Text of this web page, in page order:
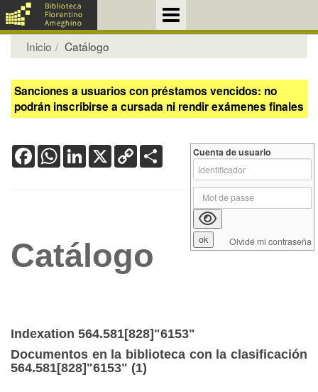
Inicio Catálogo
Sanciones a usuarios con préstamos vencidos: no
podrán inscribirse a cursada ni rendir exámenes finales
FacebookWhatsApp
LinkedIn
X Copy
Link
Catálogo
Indexation 564.581[828]"6153"
Documentos en la biblioteca con la clasificación
564.581[828]"6153" (1)
Cuenta de usuario
Olvidé mi contraseña